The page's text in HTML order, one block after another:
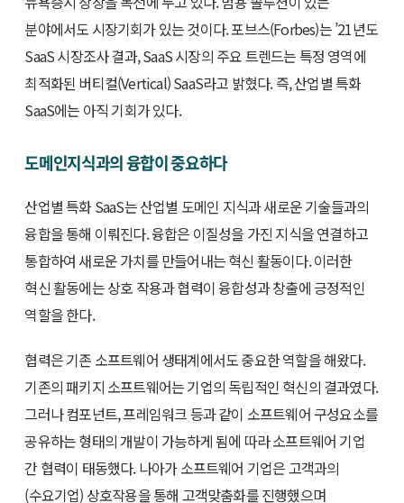
분야에서도 시장기회가 있는 것이다. 포브스(Forbes)는 ’21년도
SaaS 시장조사 결과, SaaS 시장의 주요 트렌드는 특정 영역에
최적화된 버티컬(Vertical) SaaS라고 밝혔다. 즉, 산업별 특화
SaaS에는 아직 기회가 있다.
도메인지식과의 융합이 중요하다
산업별 특화 SaaS는 산업별 도메인 지식과 새로운 기술들과의
융합을 통해 이뤄진다. 융합은 이질성을 가진 지식을 연결하고
통합하여 새로운 가치를 만들어내는 혁신 활동이다. 이러한
혁신 활동에는 상호 작용과 협력이 융합성과 창출에 긍정적인
역할을 한다.
협력은 기존 소프트웨어 생태계에서도 중요한 역할을 해왔다.
기존의 패키지 소프트웨어는 기업의 독립적인 혁신의 결과였다.
그러나 컴포넌트, 프레임워크 등과 같이 소프트웨어 구성요소를
공유하는 형태의 개발이 가능하게 됨에 따라 소프트웨어 기업
간 협력이 태동했다. 나아가 소프트웨어 기업은 고객과의
(수요기업) 상호작용을 통해 고객맞춤화를 진행했으며